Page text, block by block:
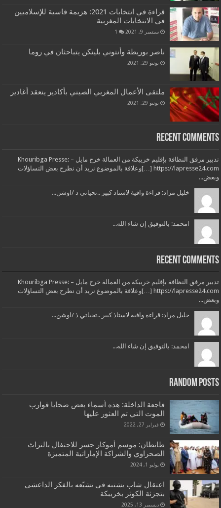
قراءة في انتخابات 2021: هزيمة قاسية للإسلاميين
في الانتخابات المغربية
سبتمبر 9, 2021 1
ناصر بوريطة وأنتوني بلينكن يتباحثان في روما
يونيو 29, 2021
ملتقى الأعمال المغربي الصيني بأكادير ينعقد أغادير
يونيو 29, 2021
Recent Comments
تدبير مرفق النظافة بإقليم خريبكة من العمالة خرج مايل – Khouribga Presse:
[…] https://lapresse24.comوعلاقة بالموضوع نريد أن نطرح بعض التساؤلات
وبعض...
خليل مراد: قراءة وافية لاستاذ كبير ..تحياتي ذ /اوشن...
امحمد: بالتوفيق إن شاء الله...
Recent Comments
تدبير مرفق النظافة بإقليم خريبكة من العمالة خرج مايل – Khouribga Presse:
[…] https://lapresse24.comوعلاقة بالموضوع نريد أن نطرح بعض التساؤلات
وبعض...
خليل مراد: قراءة وافية لاستاذ كبير ..تحياتي ذ /اوشن...
امحمد: بالتوفيق إن شاء الله...
Random Posts
فاجعة الداخلة: هذه أسماء بعض ضحايا قوارب
الموت التي تم العثور عليها
فبراير 27, 2022
طانطان: موسم أموكار جسر للاحتفال بالتراث
الصحراوي والشراكة الإماراتية المتميزة
يوليو 1, 2024
اعتقال شاب يشتبه في تشبّعه بالفكر الداعشي
بتجزئة الكوثر بخريبكة
ديسمبر 13, 2025